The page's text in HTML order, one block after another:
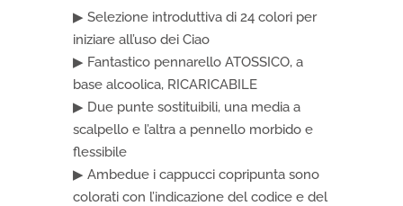
▶ Selezione introduttiva di 24 colori per
iniziare all’uso dei Ciao
▶ Fantastico pennarello ATOSSICO, a
base alcoolica, RICARICABILE
▶ Due punte sostituibili, una media a
scalpello e l’altra a pennello morbido e
flessibile
▶ Ambedue i cappucci copripunta sono
colorati con l’indicazione del codice e del